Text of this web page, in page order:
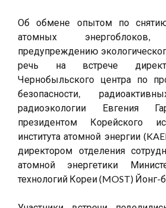
Об обмене опытом по
атомных энергоблоков,
предупреждению
речь на встрече
Чернобыльского центра по
безопасности,
радиоэкологии Евгения
президентом Корейского
института атомной энергии
директором отделения
атомной энергетики
технологий Кореи (MOST) Йонг-